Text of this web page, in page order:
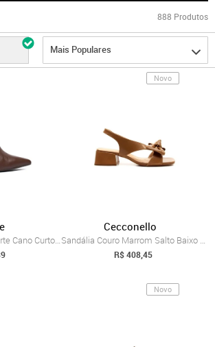
888 Produtos
Mais Populares
Bota Feminina Via Marte Cano Curto Couro...
Novo
Cecconello
Sandália Couro Marrom Salto Baixo Ceccon...
R$ 408,45
Novo